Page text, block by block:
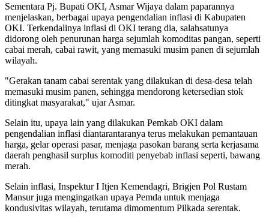
Sementara Pj. Bupati OKI, Asmar Wijaya dalam paparannya
menjelaskan, berbagai upaya pengendalian inflasi di Kabupaten
OKI. Terkendalinya inflasi di OKI terang dia, salahsatunya
didorong oleh penurunan harga sejumlah komoditas pangan, seperti
cabai merah, cabai rawit, yang memasuki musim panen di sejumlah
wilayah.
"Gerakan tanam cabai serentak yang dilakukan di desa-desa telah
memasuki musim panen, sehingga mendorong ketersedian stok
ditingkat masyarakat," ujar Asmar.
Selain itu, upaya lain yang dilakukan Pemkab OKI dalam
pengendalian inflasi diantarantaranya terus melakukan pemantauan
harga, gelar operasi pasar, menjaga pasokan barang serta kerjasama
daerah penghasil surplus komoditi penyebab inflasi seperti, bawang
merah.
Selain inflasi, Inspektur I Itjen Kemendagri, Brigjen Pol Rustam
Mansur juga mengingatkan upaya Pemda untuk menjaga
kondusivitas wilayah, terutama dimomentum Pilkada serentak.